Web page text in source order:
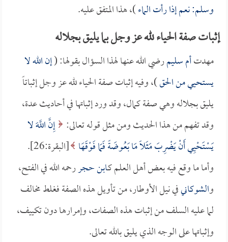
وسلم: نعم إذا رأت الماء)، هذا المتفق عليه.
إثبات صفة الحياء لله عز وجل بما يليق بجلاله
مهدتأم سليمرضي الله عنها لهذا السؤال بقولها: (إن الله لا
يستحيي من الحق)، وفيه إثبات صفة الحياء لله عز وجل إثباتاً
يليق بجلاله وهي صفة كمال، وقد ورد إثباتها في أحاديث عدة،
وقد تفهم من هذا الحديث ومن مثل قوله تعالى: إِنَّ اللَّهَ لا
يَسْتَحْيِي أَنْ يَضْرِبَ مَثَلًا مَا بَعُوضَةً فَمَا فَوْقَهَا [البقرة:26].
وأما ما وقع فيه بعض أهل العلم كـابن حجررحمه الله في الفتح،
والشوكانيفي نيل الأوطار، من تأويل هذه الصفة فغلط مخالف
لما عليه السلف من إثبات هذه الصفات، وإمرارها دون تكييف،
وإثباتها على الوجه الذي يليق بالله تعالى.